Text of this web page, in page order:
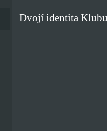
Dvojí identita Klubu